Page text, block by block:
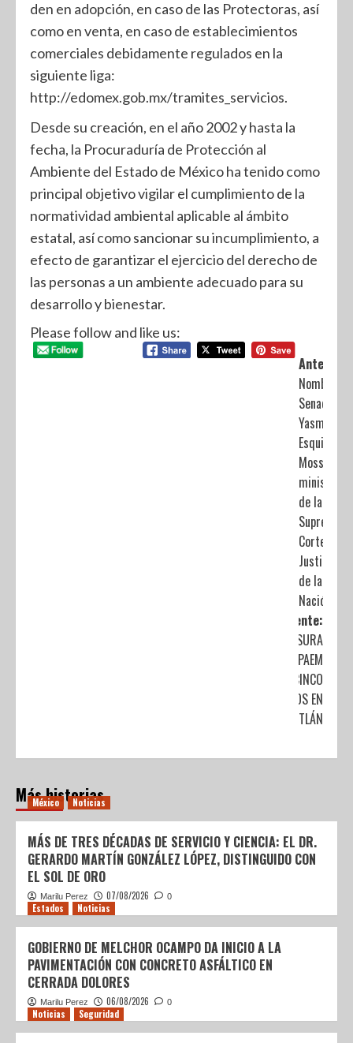
den en adopción, en caso de las Protectoras, así
como en venta, en caso de establecimientos
comerciales debidamente regulados en la
siguiente liga:
http://edomex.gob.mx/tramites_servicios.
Desde su creación, en el año 2002 y hasta la
fecha, la Procuraduría de Protección al
Ambiente del Estado de México ha tenido como
principal objetivo vigilar el cumplimiento de la
normatividad ambiental aplicable al ámbito
estatal, así como sancionar su incumplimiento, a
efecto de garantizar el ejercicio del derecho de
las personas a un ambiente adecuado para su
desarrollo y bienestar.
Please follow and like us:
Anterior:
Nombra
Senado a
Yasmín
Esquivel
Mossa,
ministra
de la
Suprema
Corte de
Justicia
de la
Nación
Siguiente:
CLAUSURA
PROPAEM
CINCO
SITIOS EN
TULTITLÁN
Más historias
México Noticias
MÁS DE TRES DÉCADAS DE SERVICIO Y CIENCIA: EL DR.
GERARDO MARTÍN GONZÁLEZ LÓPEZ, DISTINGUIDO CON
EL SOL DE ORO
Marilu Perez 07/08/2026 0
Estados Noticias
GOBIERNO DE MELCHOR OCAMPO DA INICIO A LA
PAVIMENTACIÓN CON CONCRETO ASFÁLTICO EN
CERRADA DOLORES
Marilu Perez 06/08/2026 0
Noticias Seguridad